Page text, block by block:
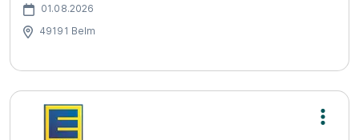
01.08.2026
49191 Belm